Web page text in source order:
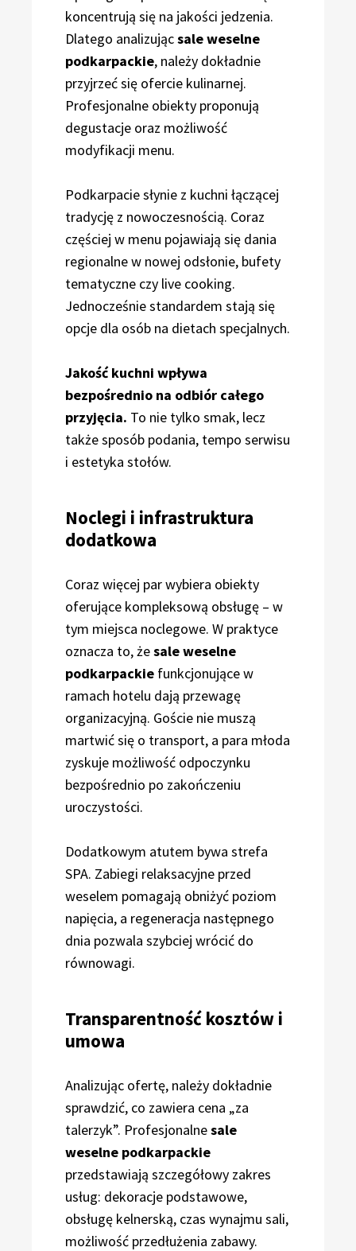
koncentrują się na jakości jedzenia.
Dlatego analizującsale weselne
podkarpackie, należy dokładnie
przyjrzeć się ofercie kulinarnej.
Profesjonalne obiekty proponują
degustacje oraz możliwość
modyfikacji menu.
Podkarpacie słynie z kuchni łączącej
tradycję z nowoczesnością. Coraz
częściej w menu pojawiają się dania
regionalne w nowej odsłonie, bufety
tematyczne czy live cooking.
Jednocześnie standardem stają się
opcje dla osób na dietach specjalnych.
Jakość kuchni wpływa
bezpośrednio na odbiór całego
przyjęcia. To nie tylko smak, lecz
także sposób podania, tempo serwisu
i estetyka stołów.
Noclegi i infrastruktura
dodatkowa
Coraz więcej par wybiera obiekty
oferujące kompleksową obsługę – w
tym miejsca noclegowe. W praktyce
oznacza to, żesale weselne
podkarpackie funkcjonujące w
ramach hotelu dają przewagę
organizacyjną. Goście nie muszą
martwić się o transport, a para młoda
zyskuje możliwość odpoczynku
bezpośrednio po zakończeniu
uroczystości.
Dodatkowym atutem bywa strefa
SPA. Zabiegi relaksacyjne przed
weselem pomagają obniżyć poziom
napięcia, a regeneracja następnego
dnia pozwala szybciej wrócić do
równowagi.
Transparentność kosztów i
umowa
Analizując ofertę, należy dokładnie
sprawdzić, co zawiera cena „za
talerzyk”. Profesjonalnesale
weselne podkarpackie
przedstawiają szczegółowy zakres
usług: dekoracje podstawowe,
obsługę kelnerską, czas wynajmu sali,
możliwość przedłużenia zabawy.